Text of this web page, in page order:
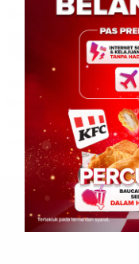
February 13, 2026
Gambar hiasan KOTA
berjaya menahan dua
dalam kes
anggota […]
Leave a Reply